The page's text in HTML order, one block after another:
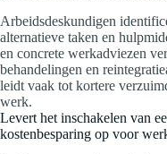
Arbeidsdeskundigen
alternatieve taken en
en concrete werkadviezen
behandelingen en
leidt vaak tot kortere
werk.
Levert het inschakelen van
kostenbesparing op voor